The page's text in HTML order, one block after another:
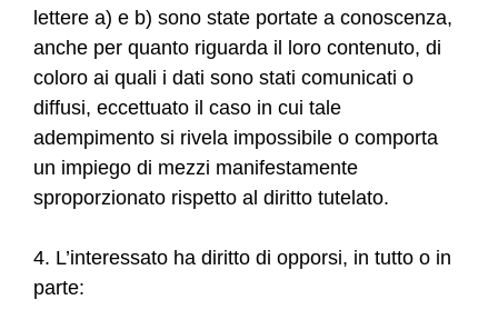
lettere a) e b) sono state portate a conoscenza,
anche per quanto riguarda il loro contenuto, di
coloro ai quali i dati sono stati comunicati o
diffusi, eccettuato il caso in cui tale
adempimento si rivela impossibile o comporta
un impiego di mezzi manifestamente
sproporzionato rispetto al diritto tutelato.
4. L’interessato ha diritto di opporsi, in tutto o in
parte: